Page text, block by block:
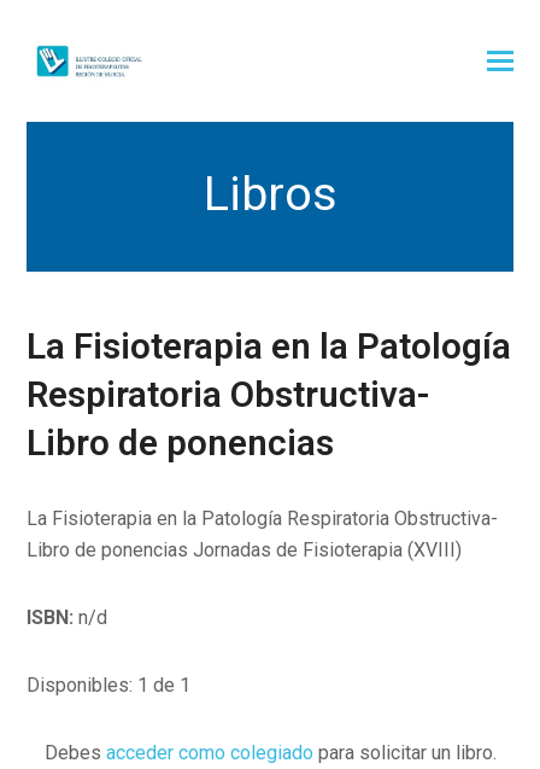
Libros
La Fisioterapia en la Patología
Respiratoria Obstructiva-
Libro de ponencias
La Fisioterapia en la Patología Respiratoria Obstructiva-
Libro de ponencias Jornadas de Fisioterapia (XVIII)
ISBN: n/d
Disponibles: 1 de 1
Debes acceder como colegiado para solicitar un libro.